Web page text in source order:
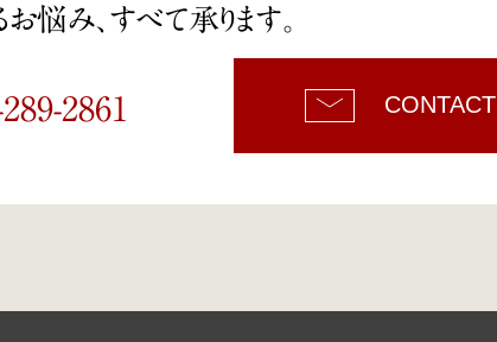
お悩み、すべて承ります。
2861 CONTACT